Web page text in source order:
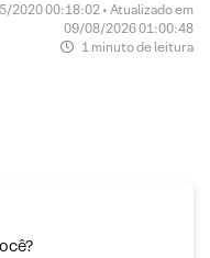
2020 00:18:02 • Atualizado em
09/08/2026 01:00:48
1 minuto de leitura